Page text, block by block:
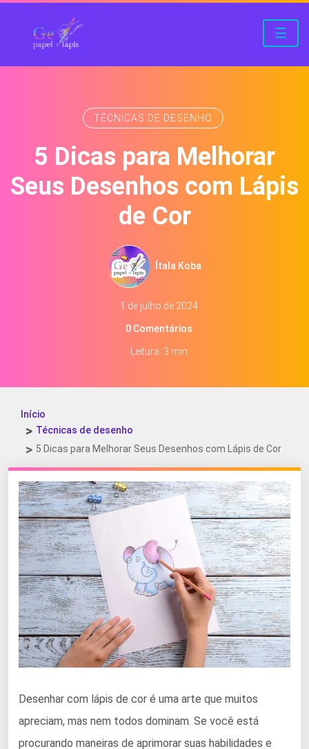
☰
TÉCNICAS DE DESENHO
5 Dicas para Melhorar
Seus Desenhos com Lápis
de Cor
Ítala Koba
1 de julho de 2024
0 Comentários
Leitura: 3 min
Início
Técnicas de desenho
5 Dicas para Melhorar Seus Desenhos com Lápis de Cor
Desenhar com lápis de cor é uma arte que muitos
apreciam, mas nem todos dominam. Se você está
procurando maneiras de aprimorar suas habilidades e